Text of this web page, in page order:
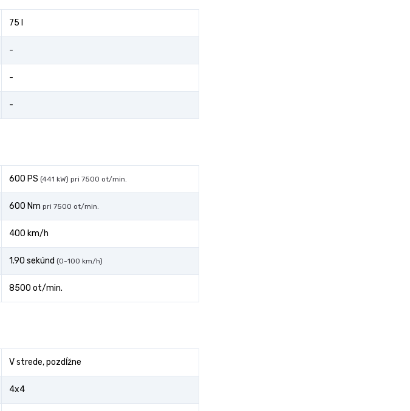
75 l
-
-
-
600 PS (441 kW) pri 7500 ot/min.
600 Nm pri 7500 ot/min.
400 km/h
1.90 sekúnd (0-100 km/h)
8500 ot/min.
V strede, pozdĺžne
4x4